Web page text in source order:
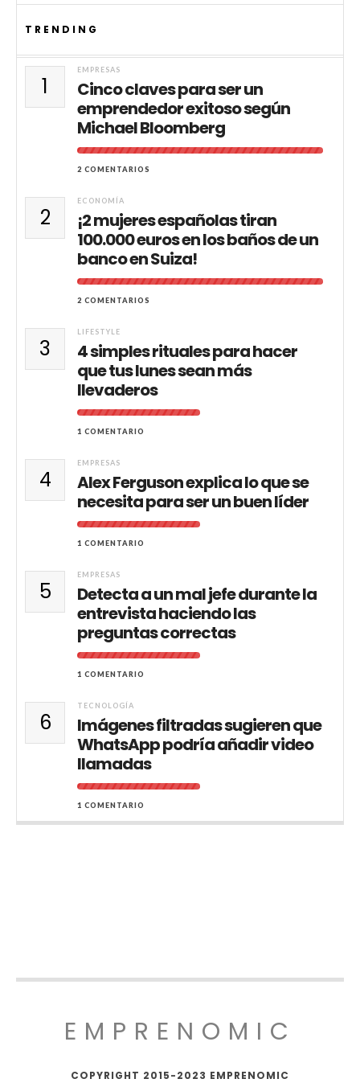
TRENDING
1
EMPRESAS
Cinco claves para ser un
emprendedor exitoso según
Michael Bloomberg
2 COMENTARIOS
2
ECONOMÍA
¡2 mujeres españolas tiran
100.000 euros en los baños de un
banco en Suiza!
2 COMENTARIOS
3
LIFESTYLE
4 simples rituales para hacer
que tus lunes sean más
llevaderos
1 COMENTARIO
4
EMPRESAS
Alex Ferguson explica lo que se
necesita para ser un buen líder
1 COMENTARIO
5
EMPRESAS
Detecta a un mal jefe durante la
entrevista haciendo las
preguntas correctas
1 COMENTARIO
6
TECNOLOGÍA
Imágenes filtradas sugieren que
WhatsApp podría añadir video
llamadas
1 COMENTARIO
EMPRENOMIC
COPYRIGHT 2015-2023 EMPRENOMIC